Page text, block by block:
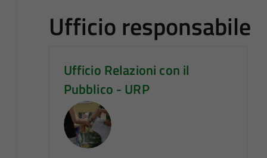
Ufficio responsabile
Ufficio Relazioni con il
Pubblico - URP